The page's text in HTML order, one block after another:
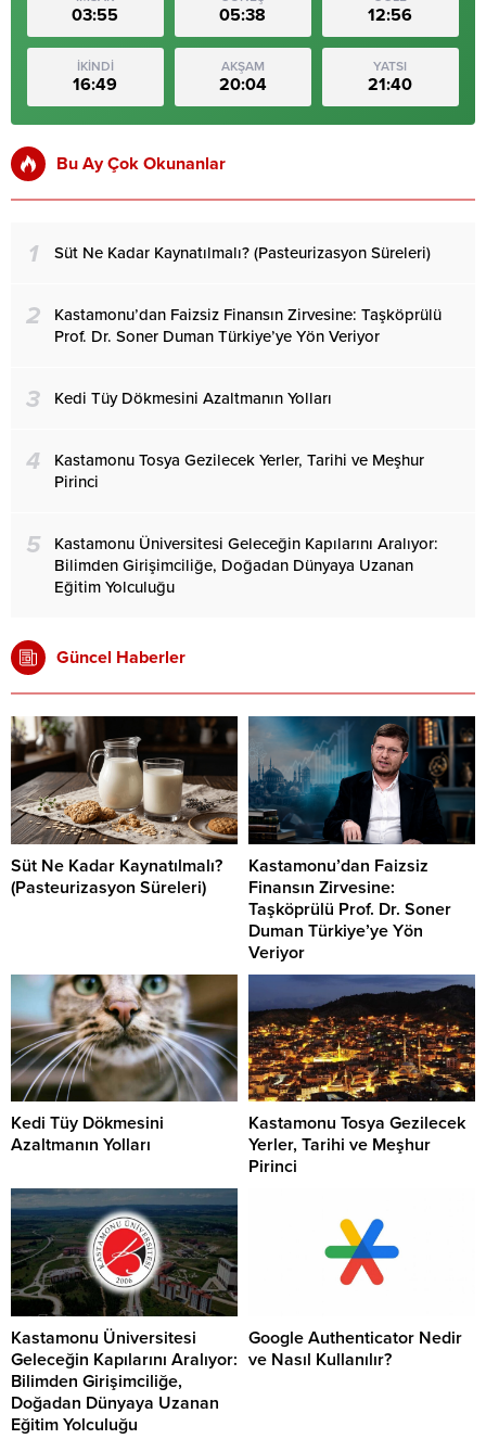
03:55 05:38 12:56
İKİNDİ
16:49
AKŞAM
20:04
YATSI
21:40
Bu Ay Çok Okunanlar
1 Süt Ne Kadar Kaynatılmalı? (Pasteurizasyon Süreleri)
2
Kastamonu’dan Faizsiz Finansın Zirvesine: Taşköprülü
Prof. Dr. Soner Duman Türkiye’ye Yön Veriyor
3 Kedi Tüy Dökmesini Azaltmanın Yolları
4
Kastamonu Tosya Gezilecek Yerler, Tarihi ve Meşhur
Pirinci
5
Kastamonu Üniversitesi Geleceğin Kapılarını Aralıyor:
Bilimden Girişimciliğe, Doğadan Dünyaya Uzanan
Eğitim Yolculuğu
Güncel Haberler
Süt Ne Kadar Kaynatılmalı?
(Pasteurizasyon Süreleri)
Kastamonu’dan Faizsiz
Finansın Zirvesine:
Taşköprülü Prof. Dr. Soner
Duman Türkiye’ye Yön
Veriyor
Kedi Tüy Dökmesini
Azaltmanın Yolları
Kastamonu Tosya Gezilecek
Yerler, Tarihi ve Meşhur
Pirinci
Kastamonu Üniversitesi
Geleceğin Kapılarını Aralıyor:
Bilimden Girişimciliğe,
Doğadan Dünyaya Uzanan
Eğitim Yolculuğu
Google Authenticator Nedir
ve Nasıl Kullanılır?